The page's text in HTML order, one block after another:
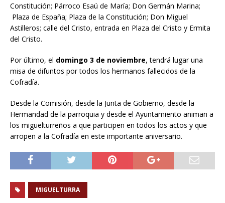
Constitución; Párroco Esaú de María; Don Germán Marina;
Plaza de España; Plaza de la Constitución; Don Miguel
Astilleros; calle del Cristo, entrada en Plaza del Cristo y Ermita
del Cristo.
Por último, el domingo 3 de noviembre, tendrá lugar una
misa de difuntos por todos los hermanos fallecidos de la
Cofradía.
Desde la Comisión, desde la Junta de Gobierno, desde la
Hermandad de la parroquia y desde el Ayuntamiento animan a
los miguelturreños a que participen en todos los actos y que
arropen a la Cofradía en este importante aniversario.
MIGUELTURRA